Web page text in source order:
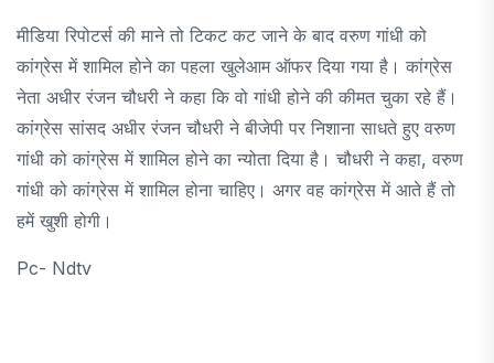
मीडिया रिपोटर्स की माने तो टिकट कट जाने के बाद वरुण गांधी को
कांग्रेस में शामिल होने का पहला खुलेआम ऑफर दिया गया है। कांग्रेस
नेता अधीर रंजन चौधरी ने कहा कि वो गांधी होने की कीमत चुका रहे हैं।
कांग्रेस सांसद अधीर रंजन चौधरी ने बीजेपी पर निशाना साधते हुए वरुण
गांधी को कांग्रेस में शामिल होने का न्योता दिया है। चौधरी ने कहा, वरुण
गांधी को कांग्रेस में शामिल होना चाहिए। अगर वह कांग्रेस में आते हैं तो
हमें खुशी होगी।
Pc- Ndtv